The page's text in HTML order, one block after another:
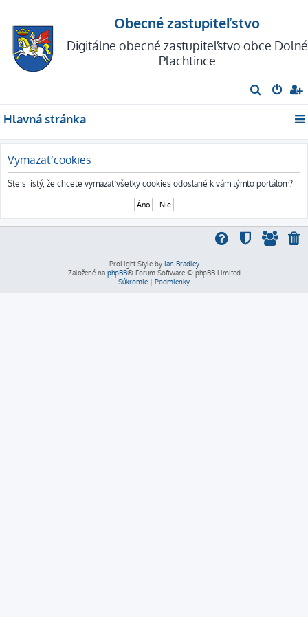
Obecné zastupiteľstvo
Digitálne obecné zastupiteľstvo obce Dolné
Plachtince
ľ
d
ť
Hlavná stránka
Vymazať cookies
Ste si istý, že chcete vymazať všetky cookies odoslané k vám týmto portálom?
ProLight Style by Ian Bradley
Založené na phpBB® Forum Software © phpBB Limited
Súkromie | Podmienky